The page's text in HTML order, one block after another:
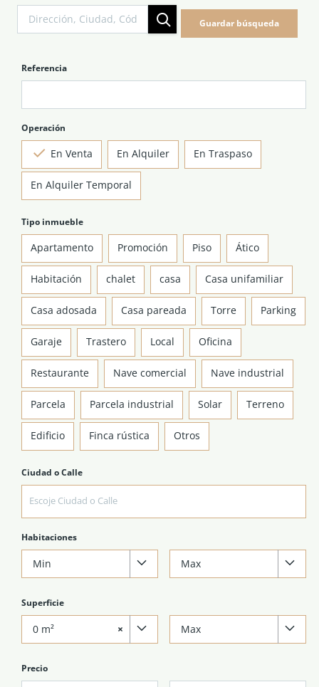
NOTICIAS Y BLOG
CONTACTO
PERFIL
Guardar búsqueda
Referencia
Operación
En Alquiler
En Alquiler Temporal
En Traspaso
En Venta
Tipo inmueble
Apartamento Ático
casa
Casa adosada Casa pareada
Casa unifamiliar
chalet
Edificio Finca rústica
Garaje
Habitación
Local
Nave comercial Nave industrial
Oficina
Otros
Parcela Parcela industrial
Parking
Piso
Promoción
Restaurante
Solar Terreno
Torre
Trastero
Ciudad o Calle
Habitaciones
Min Max
Superficie
×
0 m² Max
Precio